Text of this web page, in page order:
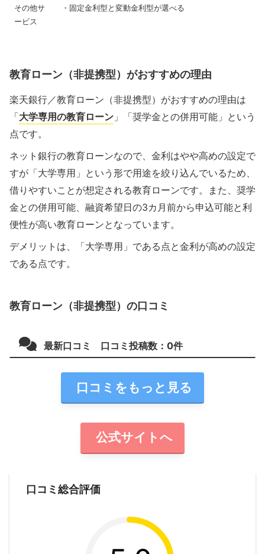
その他サ
ービス
・固定金利型と変動金利型が選べる
教育ローン（非提携型）がおすすめの理由
楽天銀行／教育ローン（非提携型）がおすすめの理由は
「大学専用の教育ローン 」「奨学金との併用可能」という
点です。
ネット銀行の教育ローンなので、金利はやや高めの設定で
すが「大学専用」という形で用途を絞り込んでいるため、
借りやすいことが想定される教育ローンです。また、奨学
金との併用可能、融資希望日の3カ月前から申込可能と利
便性が高い教育ローンとなっています。
デメリットは、「大学専用」である点と金利が高めの設定
である点です。
教育ローン（非提携型）の口コミ
最新口コミ 口コミ投稿数： 0件
口コミをもっと見る
公式サイトへ
口コミ総合評価